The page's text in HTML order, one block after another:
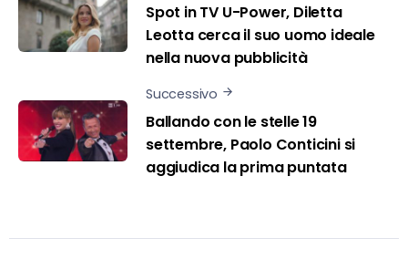
Spot in TV U-Power, Diletta
Leotta cerca il suo uomo ideale
nella nuova pubblicità
Successivo
Ballando con le stelle 19
settembre, Paolo Conticini si
aggiudica la prima puntata